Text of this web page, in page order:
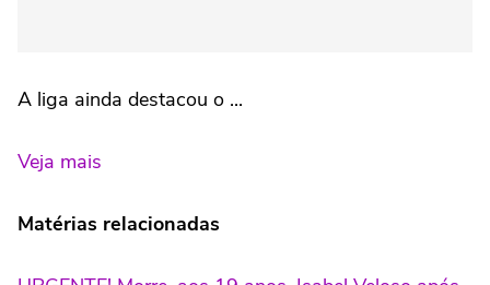
A liga ainda destacou o ...
Veja mais
Matérias relacionadas